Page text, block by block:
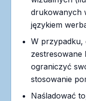
drukowanych
językiem
W przypadku,
zestresowane
ograniczyć
stosowanie
Naśladować